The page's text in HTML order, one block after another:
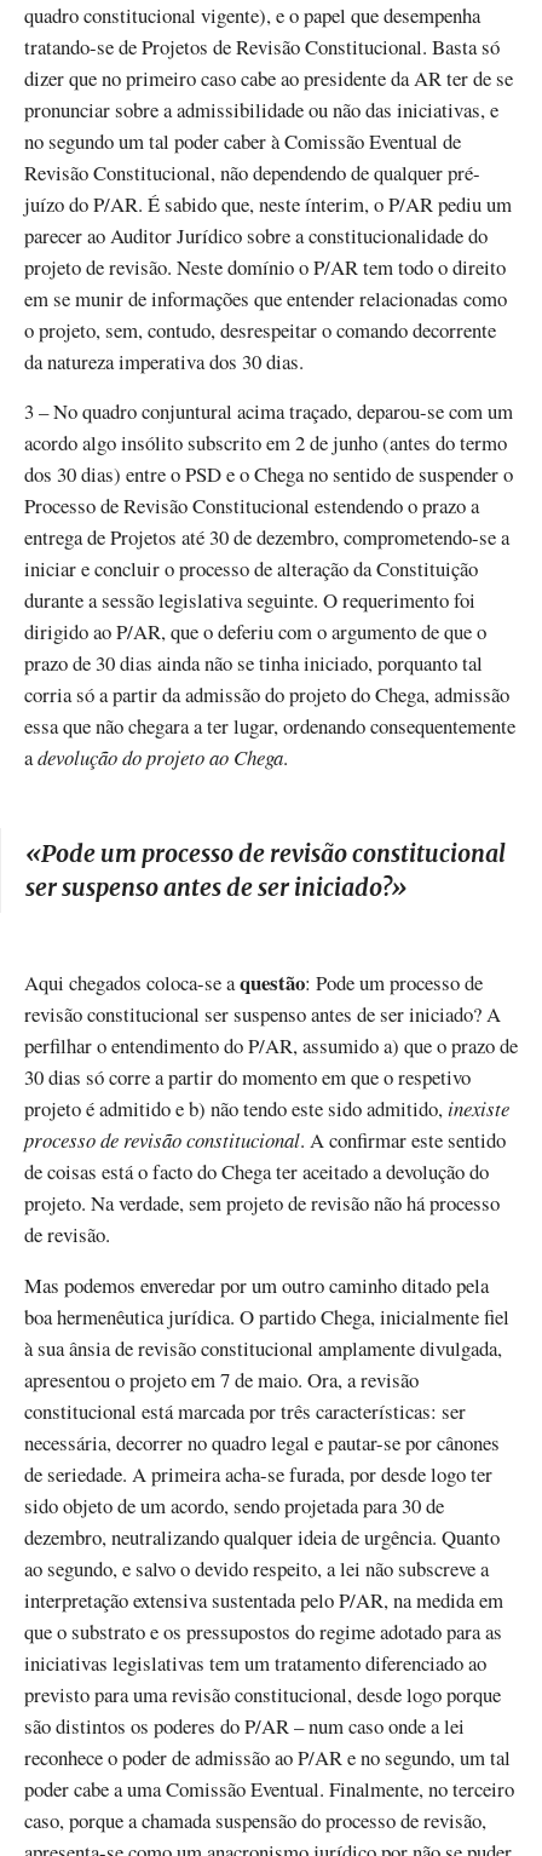
quadro constitucional vigente), e o papel que desempenha
tratando-se de Projetos de Revisão Constitucional. Basta só
dizer que no primeiro caso cabe ao presidente da AR ter de se
pronunciar sobre a admissibilidade ou não das iniciativas, e
no segundo um tal poder caber à Comissão Eventual de
Revisão Constitucional, não dependendo de qualquer pré-
juízo do P/AR. É sabido que, neste ínterim, o P/AR pediu um
parecer ao Auditor Jurídico sobre a constitucionalidade do
projeto de revisão. Neste domínio o P/AR tem todo o direito
em se munir de informações que entender relacionadas como
o projeto, sem, contudo, desrespeitar o comando decorrente
da natureza imperativa dos 30 dias.
3 – No quadro conjuntural acima traçado, deparou-se com um
acordo algo insólito subscrito em 2 de junho (antes do termo
dos 30 dias) entre o PSD e o Chega no sentido de suspender o
Processo de Revisão Constitucional estendendo o prazo a
entrega de Projetos até 30 de dezembro, comprometendo-se a
iniciar e concluir o processo de alteração da Constituição
durante a sessão legislativa seguinte. O requerimento foi
dirigido ao P/AR, que o deferiu com o argumento de que o
prazo de 30 dias ainda não se tinha iniciado, porquanto tal
corria só a partir da admissão do projeto do Chega, admissão
essa que não chegara a ter lugar, ordenando consequentemente
adevolução do projeto ao Chega.
«Pode um processo de revisão constitucional
ser suspenso antes de ser iniciado?»
Aqui chegados coloca-se aquestão: Pode um processo de
revisão constitucional ser suspenso antes de ser iniciado? A
perfilhar o entendimento do P/AR, assumido a) que o prazo de
30 dias só corre a partir do momento em que o respetivo
projeto é admitido e b) não tendo este sido admitido,inexiste
processo de revisão constitucional. A confirmar este sentido
de coisas está o facto do Chega ter aceitado a devolução do
projeto. Na verdade, sem projeto de revisão não há processo
de revisão.
Mas podemos enveredar por um outro caminho ditado pela
boa hermenêutica jurídica. O partido Chega, inicialmente fiel
à sua ânsia de revisão constitucional amplamente divulgada,
apresentou o projeto em 7 de maio. Ora, a revisão
constitucional está marcada por três características: ser
necessária, decorrer no quadro legal e pautar-se por cânones
de seriedade. A primeira acha-se furada, por desde logo ter
sido objeto de um acordo, sendo projetada para 30 de
dezembro, neutralizando qualquer ideia de urgência. Quanto
ao segundo, e salvo o devido respeito, a lei não subscreve a
interpretação extensiva sustentada pelo P/AR, na medida em
que o substrato e os pressupostos do regime adotado para as
iniciativas legislativas tem um tratamento diferenciado ao
previsto para uma revisão constitucional, desde logo porque
são distintos os poderes do P/AR – num caso onde a lei
reconhece o poder de admissão ao P/AR e no segundo, um tal
poder cabe a uma Comissão Eventual. Finalmente, no terceiro
caso, porque a chamada suspensão do processo de revisão,